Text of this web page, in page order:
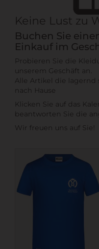
Keine Lust zu
Buchen Sie
Einkauf im
Probieren Sie die
unserem Geschäft an.
Alle Artikel die
nach Hause
Klicken Sie auf das
beantworten Sie die
Wir freuen uns auf Sie!